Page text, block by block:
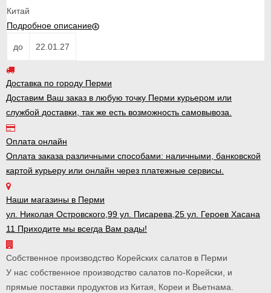
Китай
Подробное описание
до 22.01.27
Доставка по городу Перми
Доставим Ваш заказ в любую точку Перми курьером или
службой доставки, так же есть возможность самовывоза.
Оплата онлайн
Оплата заказа различными способами: наличными, банковской
картой курьеру или онлайн через платежные сервисы.
Наши магазины в Перми
ул. Николая Островского,99 ул. Писарева,25 ул. Героев Хасана
11 Приходите мы всегда Вам рады!
Собственное производство Корейских салатов в Перми
У нас собственное производство салатов по-Корейски, и
прямые поставки продуктов из Китая, Кореи и Вьетнама.